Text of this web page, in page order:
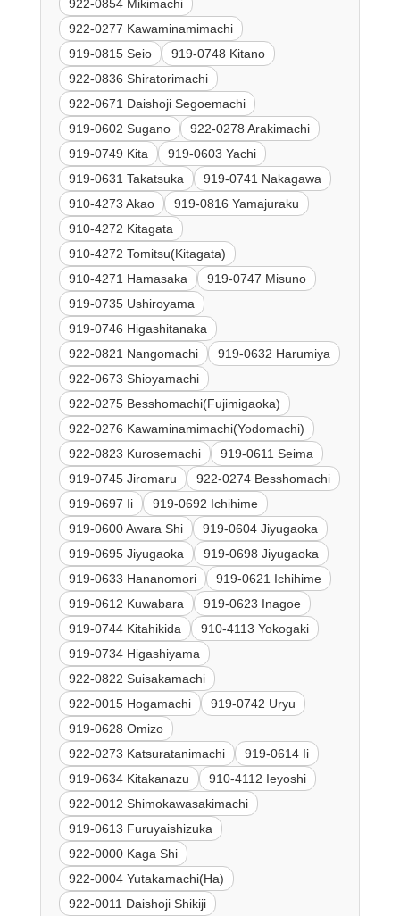
922-0854 Mikimachi
922-0277 Kawaminamimachi
919-0815 Seio
919-0748 Kitano
922-0836 Shiratorimachi
922-0671 Daishoji Segoemachi
919-0602 Sugano
922-0278 Arakimachi
919-0749 Kita
919-0603 Yachi
919-0631 Takatsuka
919-0741 Nakagawa
910-4273 Akao
919-0816 Yamajuraku
910-4272 Kitagata
910-4272 Tomitsu(Kitagata)
910-4271 Hamasaka
919-0747 Misuno
919-0735 Ushiroyama
919-0746 Higashitanaka
922-0821 Nangomachi
919-0632 Harumiya
922-0673 Shioyamachi
922-0275 Besshomachi(Fujimigaoka)
922-0276 Kawaminamimachi(Yodomachi)
922-0823 Kurosemachi
919-0611 Seima
919-0745 Jiromaru
922-0274 Besshomachi
919-0697 Ii
919-0692 Ichihime
919-0600 Awara Shi
919-0604 Jiyugaoka
919-0695 Jiyugaoka
919-0698 Jiyugaoka
919-0633 Hananomori
919-0621 Ichihime
919-0612 Kuwabara
919-0623 Inagoe
919-0744 Kitahikida
910-4113 Yokogaki
919-0734 Higashiyama
922-0822 Suisakamachi
922-0015 Hogamachi
919-0742 Uryu
919-0628 Omizo
922-0273 Katsuratanimachi
919-0614 Ii
919-0634 Kitakanazu
910-4112 Ieyoshi
922-0012 Shimokawasakimachi
919-0613 Furuyaishizuka
922-0000 Kaga Shi
922-0004 Yutakamachi(Ha)
922-0011 Daishoji Shikiji